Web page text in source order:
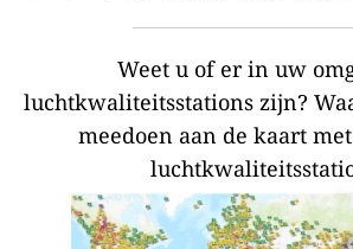
Weet u of er in uw
luchtkwaliteitsstations zijn?
meedoen aan de kaart